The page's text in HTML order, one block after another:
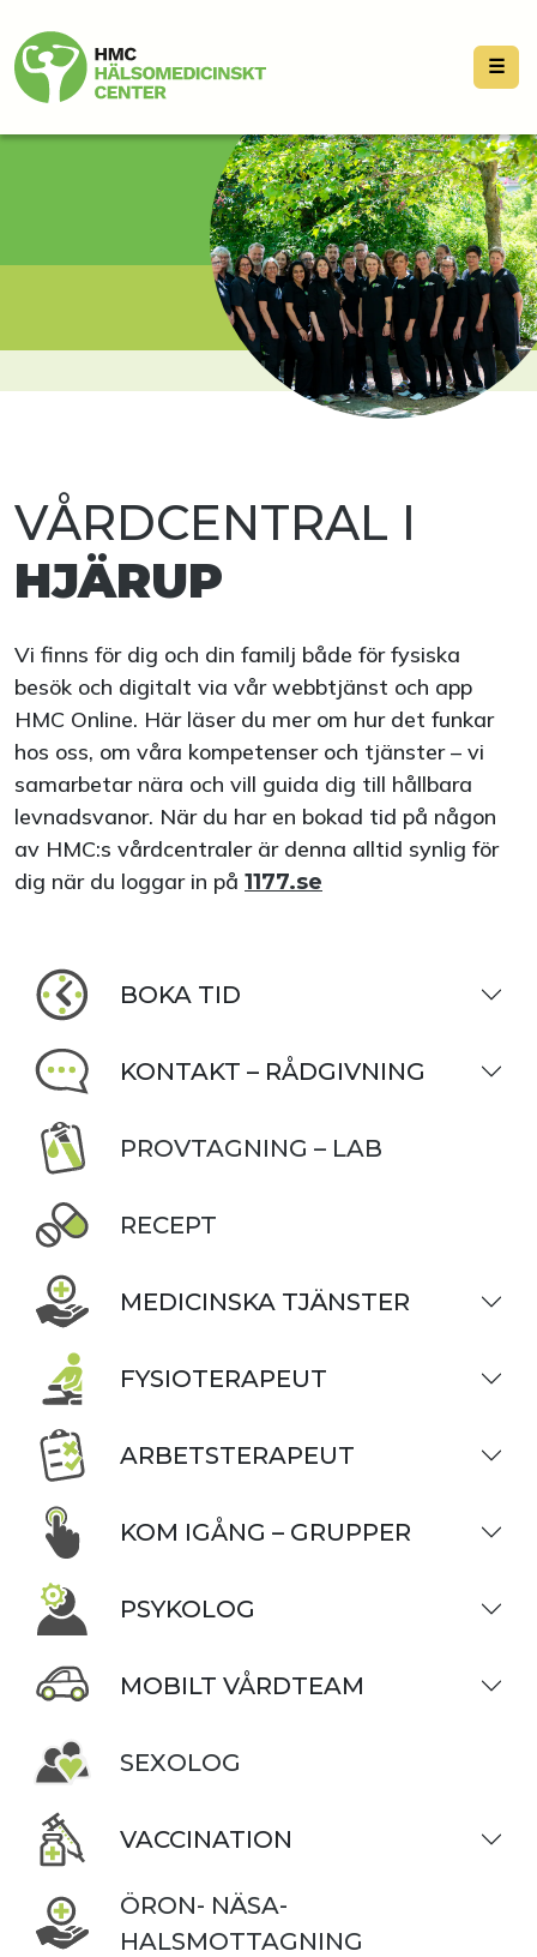
☰
VÅRDCENTRAL I
HJÄRUP
Vi finns för dig och din familj både för fysiska
besök och digitalt via vår webbtjänst och app
HMC Online. Här läser du mer om hur det funkar
hos oss, om våra kompetenser och tjänster – vi
samarbetar nära och vill guida dig till hållbara
levnadsvanor. När du har en bokad tid på någon
av HMC:s vårdcentraler är denna alltid synlig för
dig när du loggar in på 1177.se
BOKA TID
KONTAKT – RÅDGIVNING
PROVTAGNING – LAB
RECEPT
MEDICINSKA TJÄNSTER
FYSIOTERAPEUT
ARBETSTERAPEUT
KOM IGÅNG – GRUPPER
PSYKOLOG
MOBILT VÅRDTEAM
SEXOLOG
VACCINATION
ÖRON- NÄSA-
HALSMOTTAGNING